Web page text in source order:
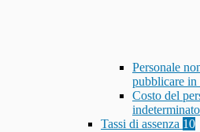
Personale
pubblicare in
Costo del
Tassi di assenza 10